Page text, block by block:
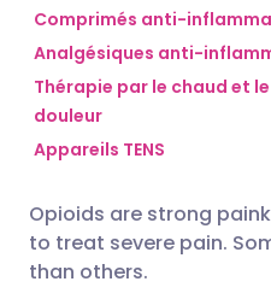
Partager
🇪🇸
Comprimés anti-
Analgésiques anti-
Thérapie par le chaud et
douleur
Appareils TENS
Opioids are strong
to treat severe pain.
than others.